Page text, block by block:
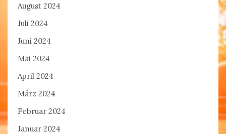
August 2024
Juli 2024
Juni 2024
Mai 2024
April 2024
März 2024
Februar 2024
Januar 2024